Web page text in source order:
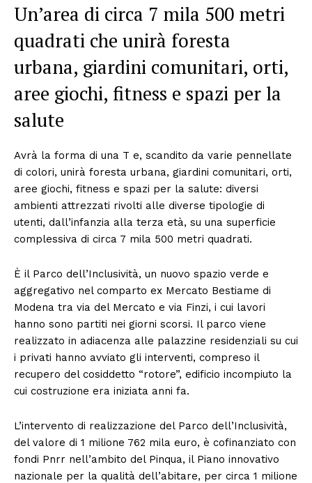
Un’area di circa 7 mila 500 metri
quadrati che unirà foresta
urbana, giardini comunitari, orti,
aree giochi, fitness e spazi per la
salute
Avrà la forma di una T e, scandito da varie pennellate
di colori, unirà foresta urbana, giardini comunitari, orti,
aree giochi, fitness e spazi per la salute: diversi
ambienti attrezzati rivolti alle diverse tipologie di
utenti, dall’infanzia alla terza età, su una superficie
complessiva di circa 7 mila 500 metri quadrati.
È il Parco dell’Inclusività, un nuovo spazio verde e
aggregativo nel comparto ex Mercato Bestiame di
Modena tra via del Mercato e via Finzi, i cui lavori
hanno sono partiti nei giorni scorsi. Il parco viene
realizzato in adiacenza alle palazzine residenziali su cui
i privati hanno avviato gli interventi, compreso il
recupero del cosiddetto “rotore”, edificio incompiuto la
cui costruzione era iniziata anni fa.
L’intervento di realizzazione del Parco dell’Inclusività,
del valore di 1 milione 762 mila euro, è cofinanziato con
fondi Pnrr nell’ambito del Pinqua, il Piano innovativo
nazionale per la qualità dell’abitare, per circa 1 milione